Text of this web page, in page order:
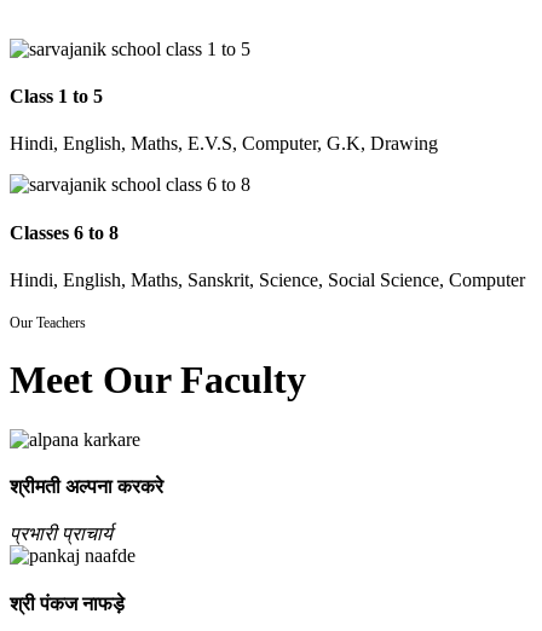
Class 1 to 5
Hindi, English, Maths, E.V.S, Computer, G.K, Drawing
Classes 6 to 8
Hindi, English, Maths, Sanskrit, Science, Social Science, Computer
Our Teachers
Meet Our Faculty
श्रीमती अल्‍पना करकरे
प्रभारी प्राचार्य
श्री पंकज नाफड़े